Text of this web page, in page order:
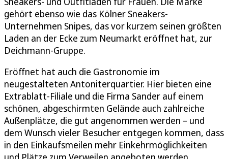
gehört ebenso wie das Kölner Sneakers-
Unternehmen Snipes, das vor kurzem seinen größten
Laden an der Ecke zum Neumarkt eröffnet hat, zur
Deichmann-Gruppe.
Eröffnet hat auch die Gastronomie im
neugestalteten Antoniterquartier. Hier bieten eine
Extrablatt-Filiale und die Firma Sander auf einem
schönen, abgeschirmten Gelände auch zahlreiche
Außenplätze, die gut angenommen werden – und
dem Wunsch vieler Besucher entgegen kommen, dass
in den Einkaufsmeilen mehr Einkehrmöglichkeiten